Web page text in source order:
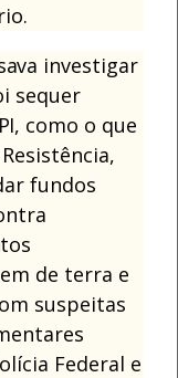
investigar
sequer
como o que
fundos
de terra e
suspeitas
Federal e